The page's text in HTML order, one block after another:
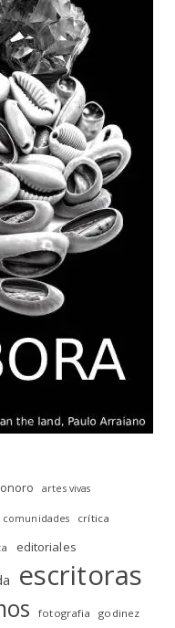
artes vivas
comunidades crítica
editoriales
escritoras
fotografia godinez